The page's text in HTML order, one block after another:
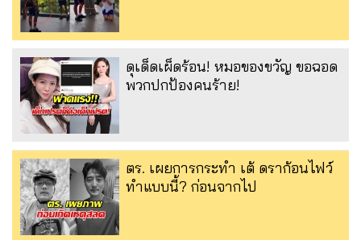
ดุเด็ดเผ็ดร้อน! หมอของขวัญ ขอฉอด
พวกปกป้องคนร้าย!
ตร. เผยการกระทำ เต้ ดราก้อนไฟว์
ทำแบบนี้? ก่อนจากไป